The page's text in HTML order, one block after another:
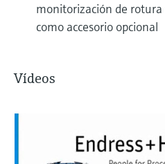
monitorización de
como accesorio opcional
Vídeos